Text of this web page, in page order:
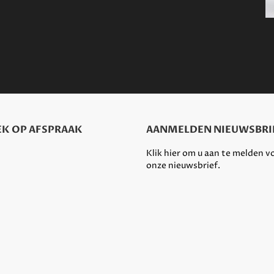
OP AFSPRAAK AANMELDEN
Klik hier om u aan te melden
onze nieuwsbrief.